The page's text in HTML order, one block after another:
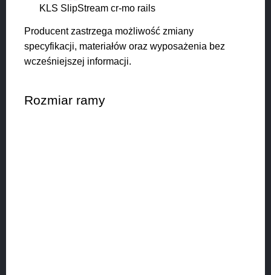
KLS SlipStream cr-mo rails
Producent zastrzega możliwość zmiany
specyfikacji, materiałów oraz wyposażenia bez
wcześniejszej informacji.
Rozmiar ramy